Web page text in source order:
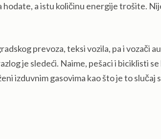
a istu količinu energije trošite.
prevoza, teksi vozila, pa i vozači
je sledeći. Naime, pešaci i biciklisti
izduvnim gasovima kao što je to slučaj